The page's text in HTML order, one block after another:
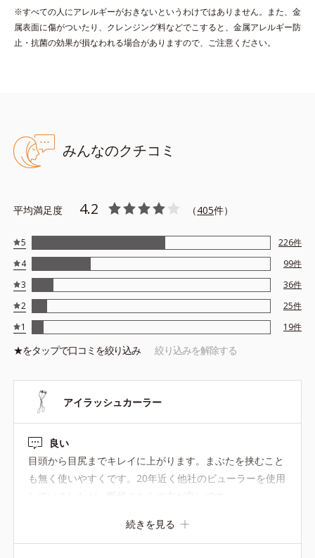
※すべての人にアレルギーがおきないというわけではありません。また、金
属表面に傷がついたり、クレンジング料などでこすると、金属アレルギー防
止・抗菌の効果が損なわれる場合がありますので、ご注意ください。
みんなのクチコミ
平均満足度 4.2 （405件）
5 226件
4
99件
3
36件
2
25件
1
19件
★をタップで口コミを絞り込み 絞り込みを解除する
アイラッシュカーラー
良い
目頭から目尻までキレイに上がります。まぶたを挟むこと
も無く使いやすくです。20年近く他社のビューラーを使用
続きを見る